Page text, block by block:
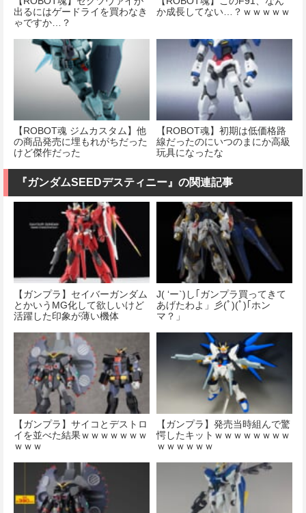
出るにはゲードライを買わなき
ゃですか…？
か成長してない…？ｗｗｗｗｗ
【ROBOT魂 ジムカスタム】他
の商品発売に埋もれがちだった
けど傑作だった
【ROBOT魂】初期は低価格路
線だったのにいつのまにか高級
玩具になったな
『ガンダムSEEDデスティニー』の関連記事
【ガンプラ】セイバーガンダム
とかいうMG化して欲しいけど
活躍した印象が薄い機体
J( ‘ー`)し｢ガンプラ買ってきて
あげたわよ」彡(ﾟ)(ﾟ)｢ホン
マ？」
【ガンプラ】サイコとデストロ
イを並べた結果ｗｗｗｗｗｗｗ
ｗｗｗ
【ガンプラ】発売当時組んで驚
愕したキットｗｗｗｗｗｗｗｗ
ｗｗｗｗｗｗ